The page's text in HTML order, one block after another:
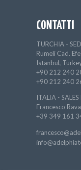
CONTATTI
TURCHIA -
Rumeli Cad.
Istanbul,
+90 212 240
+90 212 240
ITALIA -
Francesco
+39 349 161